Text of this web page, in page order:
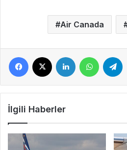
Air Canada
Facebook LinkedIn WhatsApp
İlgili Haberler